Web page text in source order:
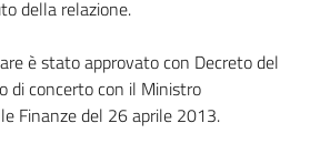
della relazione.
è stato approvato con Decreto del
di concerto con il Ministro
Finanze del 26 aprile 2013.